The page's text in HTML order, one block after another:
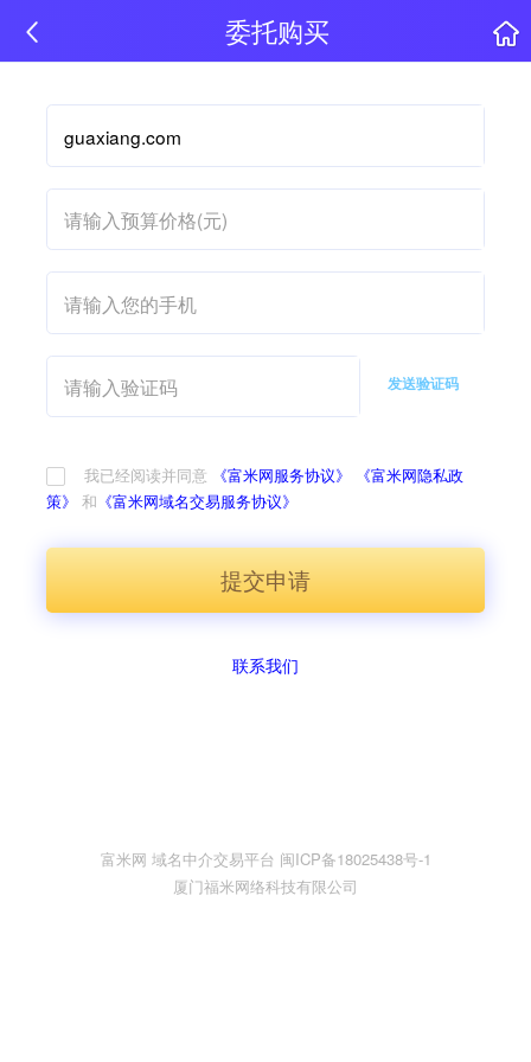
委托购买
发送验证码
我已经阅读并同意 《富米网服务协议》
《富米网隐私政
策》 和 《富米网域名交易服务协议》
提交申请
联系我们
富米网 域名中介交易平台 闽ICP备18025438号-1
厦门福米网络科技有限公司